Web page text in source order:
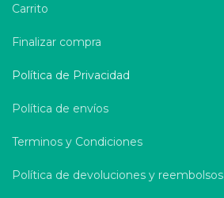
Carrito
Finalizar compra
Política de Privacidad
Política de envíos
Terminos y Condiciones
Política de devoluciones y reembolsos